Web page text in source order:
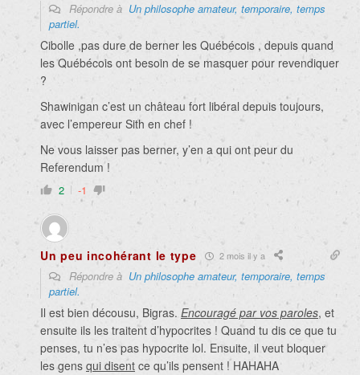
Répondre à Un philosophe amateur, temporaire, temps
partiel.
Cibolle ,pas dure de berner les Québécois , depuis quand
les Québécois ont besoin de se masquer pour revendiquer
?
Shawinigan c’est un château fort libéral depuis toujours,
avec l’empereur Sith en chef !
Ne vous laisser pas berner, y’en a qui ont peur du
Referendum !
2 -1
Un peu incohérant le type 2 mois il y a
Répondre à Un philosophe amateur, temporaire, temps
partiel.
Il est bien décousu, Bigras. Encouragé par vos paroles, et
ensuite ils les traitent d’hypocrites ! Quand tu dis ce que tu
penses, tu n’es pas hypocrite lol. Ensuite, il veut bloquer
les gens qui disent ce qu’ils pensent ! HAHAHA